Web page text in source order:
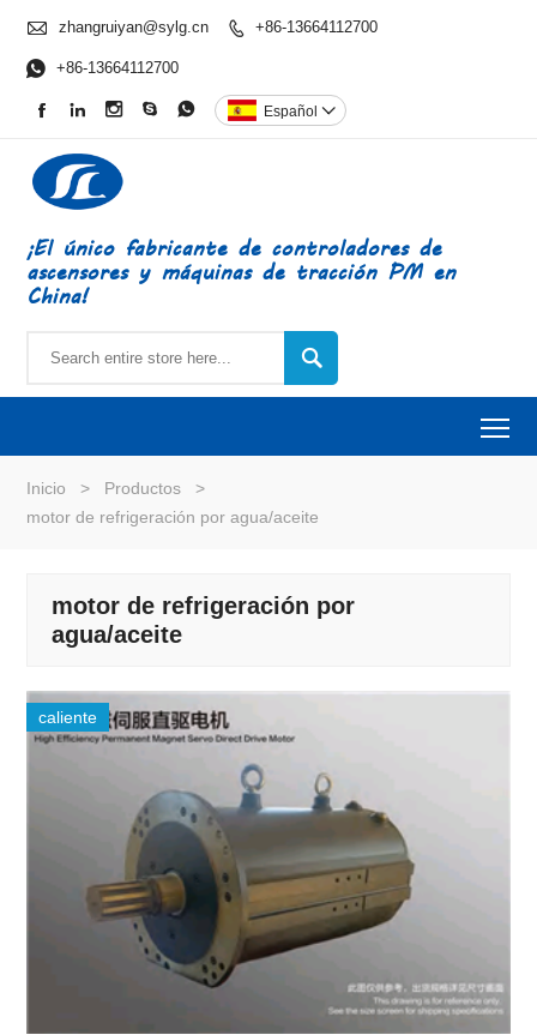
 zhangruiyan@sylg.cn  +86-13664112700
 +86-13664112700
     Español 
¡El único fabricante de controladores de
ascensores y máquinas de tracción PM en
China!

Inicio > Productos
>
motor de refrigeración por agua/aceite
motor de refrigeración por
agua/aceite
caliente